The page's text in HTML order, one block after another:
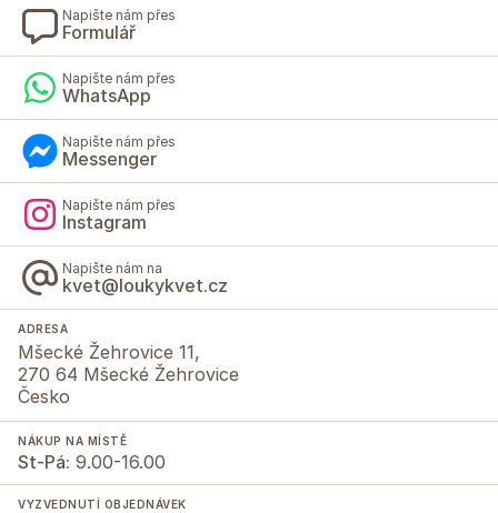
Napište nám přes
Formulář
Napište nám přes
WhatsApp
Napište nám přes
Messenger
Napište nám přes
Instagram
Napište nám na
kvet@loukykvet.cz
ADRESA
Mšecké Žehrovice 11,
270 64 Mšecké Žehrovice
Česko
NÁKUP NA MÍSTĚ
St-Pá: 9.00-16.00
VYZVEDNUTÍ OBJEDNÁVEK